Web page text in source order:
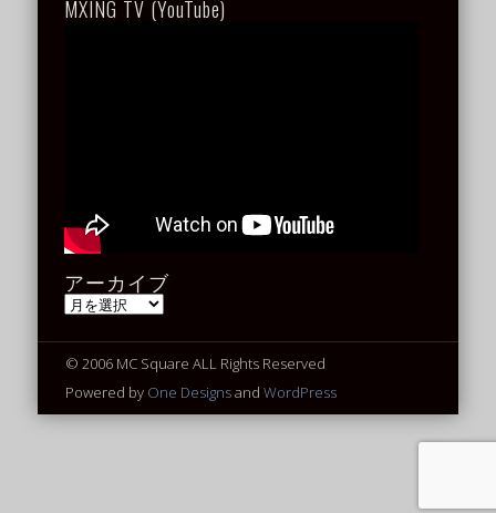
MXING TV (YouTube)
アーカイブ
ア
ー
ブ
© 2006 MC Square ALL Rights Reserved
Powered by One Designsand WordPress